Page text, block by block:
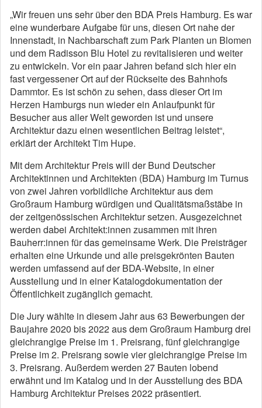
„Wir freuen uns sehr über den BDA Preis Hamburg. Es war
eine wunderbare Aufgabe für uns, diesen Ort nahe der
Innenstadt, in Nachbarschaft zum Park Planten un Blomen
und dem Radisson Blu Hotel zu revitalisieren und weiter
zu entwickeln. Vor ein paar Jahren befand sich hier ein
fast vergessener Ort auf der Rückseite des Bahnhofs
Dammtor. Es ist schön zu sehen, dass dieser Ort im
Herzen Hamburgs nun wieder ein Anlaufpunkt für
Besucher aus aller Welt geworden ist und unsere
Architektur dazu einen wesentlichen Beitrag leistet“,
erklärt der Architekt Tim Hupe.
Mit dem Architektur Preis will der Bund Deutscher
Architektinnen und Architekten (BDA) Hamburg im Turnus
von zwei Jahren vorbildliche Architektur aus dem
Großraum Hamburg würdigen und Qualitätsmaßstäbe in
der zeitgenössischen Architektur setzen. Ausgezeichnet
werden dabei Architekt:innen zusammen mit ihren
Bauherr:innen für das gemeinsame Werk. Die Preisträger
erhalten eine Urkunde und alle preisgekrönten Bauten
werden umfassend auf der BDA-Website, in einer
Ausstellung und in einer Katalogdokumentation der
Öffentlichkeit zugänglich gemacht.
Die Jury wählte in diesem Jahr aus 63 Bewerbungen der
Baujahre 2020 bis 2022 aus dem Großraum Hamburg drei
gleichrangige Preise im 1. Preisrang, fünf gleichrangige
Preise im 2. Preisrang sowie vier gleichrangige Preise im
3. Preisrang. Außerdem werden 27 Bauten lobend
erwähnt und im Katalog und in der Ausstellung des BDA
Hamburg Architektur Preises 2022 präsentiert.